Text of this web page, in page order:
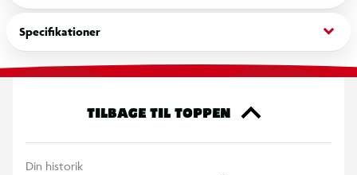
Specifikationer keyboard_arrow_down
TILBAGE TIL TOPPEN
Din historik